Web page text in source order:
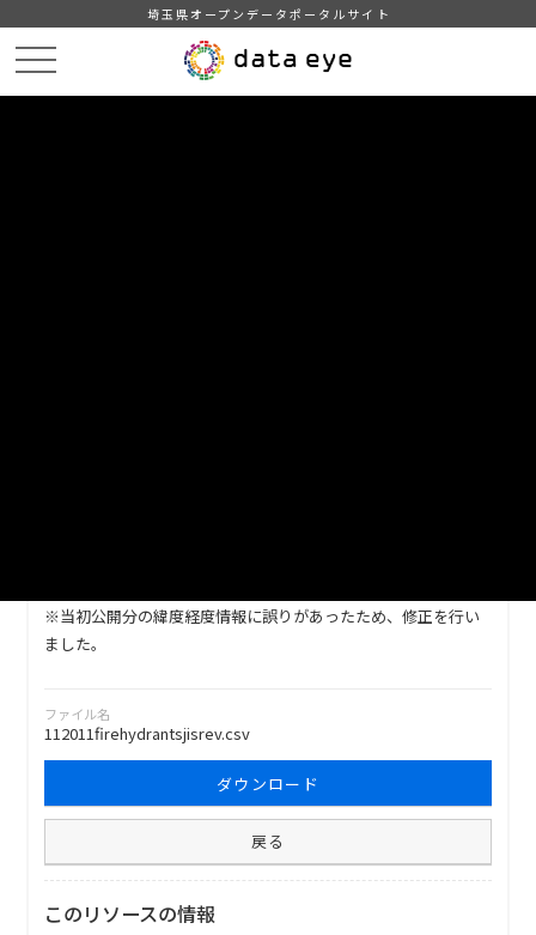
埼玉県オープンデータポータルサイト
※当初公開分の緯度経度情報に誤りがあったため、修正を行い
ました。
ファイル名
112011firehydrantsjisrev.csv
ダウンロード
戻る
このリソースの情報